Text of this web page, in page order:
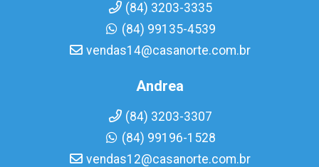
(84) 3203-3335
(84) 99135-4539
vendas14@casanorte.com.br
Andrea
(84) 3203-3307
(84) 99196-1528
vendas12@casanorte.com.br